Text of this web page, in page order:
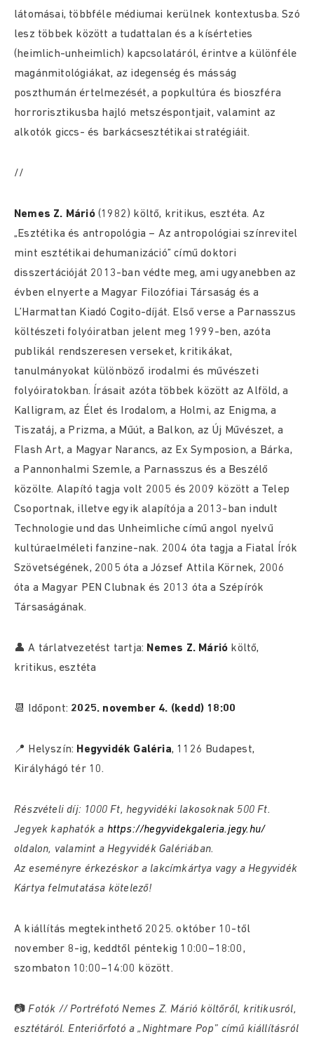
látomásai, többféle médiumai kerülnek kontextusba. Szó
lesz többek között a tudattalan és a kísérteties
(heimlich-unheimlich) kapcsolatáról, érintve a különféle
magánmitológiákat, az idegenség és másság
poszthumán értelmezését, a popkultúra és bioszféra
horrorisztikusba hajló metszéspontjait, valamint az
alkotók giccs- és barkácsesztétikai stratégiáit.
//
Nemes Z. Márió(1982) költő, kritikus, esztéta. Az
„Esztétika és antropológia – Az antropológiai színrevitel
mint esztétikai dehumanizáció” című doktori
disszertációját 2013-ban védte meg, ami ugyanebben az
évben elnyerte a Magyar Filozófiai Társaság és a
L’Harmattan Kiadó Cogito-díját. Első verse a Parnasszus
költészeti folyóiratban jelent meg 1999-ben, azóta
publikál rendszeresen verseket, kritikákat,
tanulmányokat különböző irodalmi és művészeti
folyóiratokban. Írásait azóta többek között az Alföld, a
Kalligram, az Élet és Irodalom, a Holmi, az Enigma, a
Tiszatáj, a Prizma, a Műút, a Balkon, az Új Művészet, a
Flash Art, a Magyar Narancs, az Ex Symposion, a Bárka,
a Pannonhalmi Szemle, a Parnasszus és a Beszélő
közölte. Alapító tagja volt 2005 és 2009 között a Telep
Csoportnak, illetve egyik alapítója a 2013-ban indult
Technologie und das Unheimliche című angol nyelvű
kultúraelméleti fanzine-nak. 2004 óta tagja a Fiatal Írók
Szövetségének, 2005 óta a József Attila Körnek, 2006
óta a Magyar PEN Clubnak és 2013 óta a Szépírók
Társaságának.
👤 A tárlatvezetést tartja: Nemes Z. Márió költő,
kritikus, esztéta
📆 Időpont: 2025. november 4. (kedd) 18:00
📍 Helyszín: Hegyvidék Galéria, 1126 Budapest,
Királyhágó tér 10.
Részvételi díj: 1000 Ft, hegyvidéki lakosoknak 500 Ft.
Jegyek kaphatók a https://hegyvidekgaleria.jegy.hu/
oldalon, valamint a Hegyvidék Galériában.
Az eseményre érkezéskor a lakcímkártya vagy a Hegyvidék
Kártya felmutatása kötelező!
A kiállítás megtekinthető 2025. október 10-től
november 8-ig, keddtől péntekig 10:00–18:00,
szombaton 10:00–14:00 között.
📷Fotók // Portréfotó Nemes Z. Márió költőről, kritikusról,
esztétáról. Enteriőrfotó a „Nightmare Pop” című kiállításról